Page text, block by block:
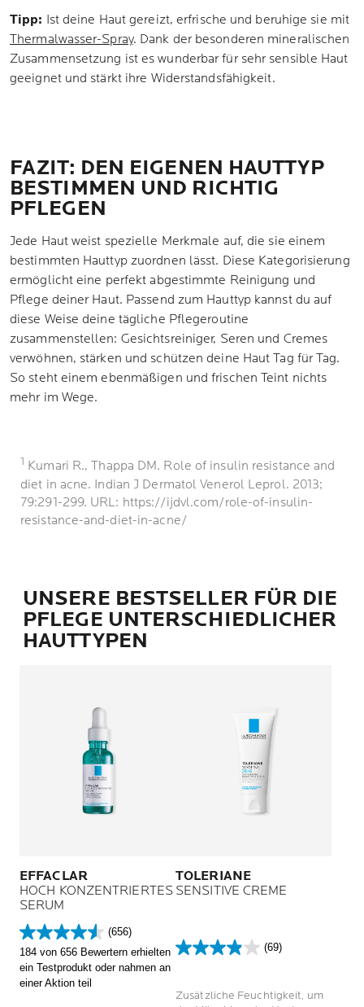
Tipp: Ist deine Haut gereizt, erfrische und beruhige sie mit
Thermalwasser-Spray. Dank der besonderen mineralischen
Zusammensetzung ist es wunderbar für sehr sensible Haut
geeignet und stärkt ihre Widerstandsfähigkeit.
FAZIT: DEN EIGENEN HAUTTYP
BESTIMMEN UND RICHTIG
PFLEGEN
Jede Haut weist spezielle Merkmale auf, die sie einem
bestimmten Hauttyp zuordnen lässt. Diese Kategorisierung
ermöglicht eine perfekt abgestimmte Reinigung und
Pflege deiner Haut. Passend zum Hauttyp kannst du auf
diese Weise deine tägliche Pflegeroutine
zusammenstellen: Gesichtsreiniger, Seren und Cremes
verwöhnen, stärken und schützen deine Haut Tag für Tag.
So steht einem ebenmäßigen und frischen Teint nichts
mehr im Wege.
1 Kumari R., Thappa DM. Role of insulin resistance and
diet in acne. Indian J Dermatol Venerol Leprol. 2013;
79:291-299. URL: https://ijdvl.com/role-of-insulin-
resistance-and-diet-in-acne/
UNSERE BESTSELLER FÜR DIE
PFLEGE UNTERSCHIEDLICHER
HAUTTYPEN
EFFACLAR
HOCH KONZENTRIERTES
SERUM
(656)
4.5
von
5
Sternen.
184 von 656 Bewertern erhielten
ein Testprodukt oder nahmen an
einer Aktion teil
TOLERIANE
SENSITIVE CREME
(69)
3.9
Sternen.
Zusätzliche Feuchtigkeit, um